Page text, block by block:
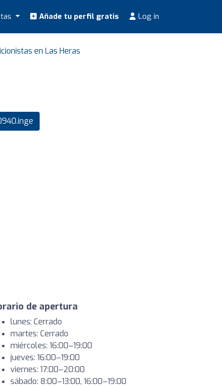
Añade tu perfil gratis Log in
en Las Heras
de apertura
lunes: Cerrado
martes: Cerrado
miércoles: 16:00–19:00
jueves: 16:00–19:00
viernes: 17:00–20:00
sábado: 8:00–13:00, 16:00–19:00